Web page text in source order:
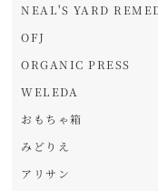
NEAL'S YARD
OFJ
ORGANIC PRESS
WELEDA
おもちゃ箱
みどりえ
アリサン